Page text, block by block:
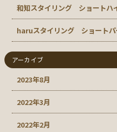
和知スタイリング ショートハ
haruスタイリング ショートパ
アーカイブ
2023年8月
2022年3月
2022年2月